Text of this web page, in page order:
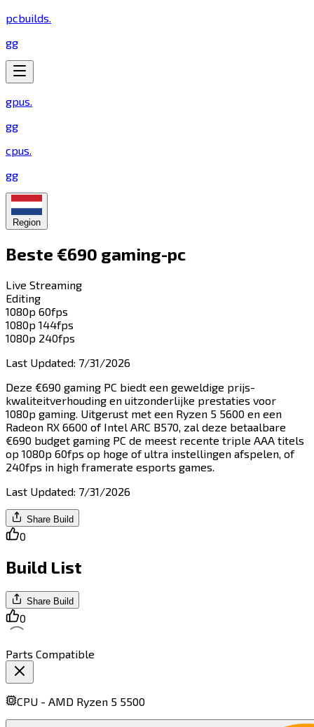
pcbuilds.
gg
gpus.
gg
cpus.
gg
Region
Beste €690 gaming-pc​​​​‌ ‍ ​‍​‍‌‍ ‌ ​‍‌‍‍‌‌‍‌ ‌‍‍‌‌‍ ‍​‍​‍​ ‍‍​‍​‍‌ ​ ‌‍​‌‌‍ ‍‌‍‍‌‌ ‌​‌ ‍‌​‍ ‍‌‍‍‌‌‍ ​‍​‍​‍ ​​‍​‍‌‍‍​‌ ​‍‌‍‌‌‌‍‌‍​‍​‍​ ‍‍​‍​‍​‍ ‌‍​‌‌‍‌​‌‍ ‌‌‍‍‌‌‍ ‍​‍ ‌‍‍‌‌‍ ‍‌ ‌​‌‍‌‌‌‍ ‍‌ ‌​​‍ ‌‍‌‌‌‍‌​‌‍‍‌‌ ‌​​‍ ‌‍ ‌‌‍ ‌‍‌​‌‍‌‌​ ‌‌ ​​‌ ​‍‌‍‌‌‌ ​ ‌‍‌‌‌‍ ‍‌ ‌​‌‍​‌‌ ‌​‌‍‍‌‌‍ ‌‍ ‍​ ‍ ‌‍‍‌‌‍‌​​ ‌​ ‌​​ ‌ ​ ‌ ‌‍​‌​ ​‌​ ‌‍​ ‌​​ ​ ​‍ ‌​ ‍‌​ ​‍‌‍​‍‌‍‌​​‍ ‌​ ‌​​ ‌‍​ ​​​ ​ ​‍ ‌‌‍​‍​ ‍​​ ​‌​ ‌‍​‍ ‌​ ​‌​ ​‌​ ‌‍‌‍‌​​ ‌‌‌‍‌‍‌‍​ ​ ​‍​ ​ ‌‍‌‍​ ‍​​ ‍‌​ ‍ ‌ ‌​‌ ‍‌‌ ​​‌‍‌‌​ ‌‌‍​‍‌ ‌‌‌‍‍‌‌‍ ​‌‍‌​​ ‍ ‌ ​​‌‍​‌‌ ‌​‌‍‍​​ ‌‌‍‍‌​ ​‌​ ‍​‌‍ ‍‌‌ ‌‍ ‍‌‍​‌‌‍ ‌‌‍‌‌​‍‌‌​ ‌‌‌​​‍‌‌ ‌‍‍ ‌‍‌‌‌ ‍‌​‍‌‌​ ​ ‌​‌​​‍‌‌​ ​ ‌​‌​​‍‌‌​ ​‍​ ​‍‌‍ ‍‌‍ ​​‍‌‌​ ​‍​ ​‍​‍‌‌​ ‌‌‌​‌​​‍ ‍‌ ‌‍‌‍​‌‌‍ ​‌ ‌‌‌‍‌‌​ ‌‍​‍‌‍​‌‌ ​ ‌‍‌‌‌‌‌‌‌ ​‍‌‍ ​​ ‌​‍‌‌​ ​‍‌​‌‍‌‍​‌‌‍‌​‌‍ ‌‌‍‍‌‌‍ ‍​‍‌‍‌‍‍‌‌‍‌​​ ‌​ ‌​​ ‌ ​ ‌ ‌‍​‌​ ​‌​ ‌‍​ ‌​​ ​ ​‍ ‌​ ‍‌​ ​‍‌‍​‍‌‍‌​​‍ ‌​ ‌​​ ‌‍​ ​​​ ​ ​‍ ‌‌‍​‍​ ‍​​ ​‌​ ‌‍​‍ ‌​ ​‌​ ​‌​ ‌‍‌‍‌​​ ‌‌‌‍‌‍‌‍​ ​ ​‍​ ​ ‌‍‌‍​ ‍​​ ‍‌​‍‌‍‌ ‌​‌ ‍‌‌ ​​‌‍‌‌​ ‌‌‍​‍‌ ‌‌‌‍‍‌‌‍ ​‌‍‌​​‍‌‍‌ ​​‌‍​‌‌ ‌​‌‍‍​​ ‌‌‍‍‌​ ​‌​ ‍​‌‍ ‍‌‌ ‌‍ ‍‌‍​‌‌‍ ‌‌‍‌‌​‍‌‌​ ‌‌‌​​‍‌‌ ‌‍‍ ‌‍‌‌‌ ‍‌​‍‌‌​ ​ ‌​‌​​‍‌‌​ ​ ‌​‌​​‍‌‌​ ​‍​ ​‍‌‍ ‍‌‍ ​​‍‌‌​ ​‍​ ​‍​‍‌‌​ ‌‌‌​‌​​‍ ‍‌ ‌‍‌‍​‌‌‍ ​‌ ‌‌‌‍‌‌​‍‌‍‌ ​​‌‍‌‌‌ ​‍‌ ​ ‌ ​​‌‍‌‌‌‍​ ‌ ‌​‌‍‍‌‌ ‌‍‌‍‌‌​ ‌‌ ​​‌ ‌‌‌‍​‍‌‍ ​‌‍‍‌‌ ​ ‌‍‍​‌‍‌‌‌‍‌​​‍​‍‌ ‌
Live Streaming​​​​‌ ‍ ​‍​‍‌‍ ‌ ​‍‌‍‍‌‌‍‌ ‌‍‍‌‌‍ ‍​‍​‍​ ‍‍​‍​‍‌ ​ ‌‍​‌‌‍ ‍‌‍‍‌‌ ‌​‌ ‍‌​‍ ‍‌‍‍‌‌‍ ​‍​‍​‍ ​​‍​‍‌‍‍​‌ ​‍‌‍‌‌‌‍‌‍​‍​‍​ ‍‍​‍​‍​‍ ‌‍​‌‌‍‌​‌‍ ‌‌‍‍‌‌‍ ‍​‍ ‌‍‍‌‌‍ ‍‌ ‌​‌‍‌‌‌‍ ‍‌ ‌​​‍ ‌‍‌‌‌‍‌​‌‍‍‌‌ ‌​​‍ ‌‍ ‌‌‍ ‌‍‌​‌‍‌‌​ ‌‌ ​​‌ ​‍‌‍‌‌‌ ​ ‌‍‌‌‌‍ ‍‌ ‌​‌‍​‌‌ ‌​‌‍‍‌‌‍ ‌‍ ‍​ ‍ ‌‍‍‌‌‍‌​​ ‌​ ​‌‌‍​‍​ ‌‍‌‍​‌‌‍​ ​ ​‌‌‍​‍​ ​‍​‍ ‌‌‍‌​​ ‌ ​ ‍​​ ‌‍​‍ ‌​ ‌​​ ‍​‌‍‌‌​ ‍‌​‍ ‌‌‍​‍​ ​‌‌‍‌‌‌‍‌​​‍ ‌​ ​​‌‍​‍​ ‍‌​ ‌ ‌‍​‍‌‍‌​​ ‌ ​ ‌ ​ ​‌‌‍‌​​ ​​‌‍‌​​ ‍ ‌ ‌​‌ ‍‌‌ ​​‌‍‌‌​ ‌‌ ‌​‌‍​‌‌‍‌ ​ ‍ ‌ ​​‌‍​‌‌ ‌​‌‍‍​​ ‌‌‍ ‍‌‍​‌‌‍ ‌‌‍‌‌​ ‌‍​‍‌‍​‌‌ ​ ‌‍‌‌‌‌‌‌‌ ​‍‌‍ ​​ ‌​‍‌‌​ ​‍‌​‌‍‌‍​‌‌‍‌​‌‍ ‌‌‍‍‌‌‍ ‍​‍‌‍‌‍‍‌‌‍‌​​ ‌​ ​‌‌‍​‍​ ‌‍‌‍​‌‌‍​ ​ ​‌‌‍​‍​ ​‍​‍ ‌‌‍‌​​ ‌ ​ ‍​​ ‌‍​‍ ‌​ ‌​​ ‍​‌‍‌‌​ ‍‌​‍ ‌‌‍​‍​ ​‌‌‍‌‌‌‍‌​​‍ ‌​ ​​‌‍​‍​ ‍‌​ ‌ ‌‍​‍‌‍‌​​ ‌ ​ ‌ ​ ​‌‌‍‌​​ ​​‌‍‌​​‍‌‍‌ ‌​‌ ‍‌‌ ​​‌‍‌‌​ ‌‌ ‌​‌‍​‌‌‍‌ ​‍‌‍‌ ​​‌‍​‌‌ ‌​‌‍‍​​ ‌‌‍ ‍‌‍​‌‌‍ ‌‌‍‌‌​‍‌‍‌ ​​‌‍‌‌‌ ​‍‌ ​ ‌ ​​‌‍‌‌‌‍​ ‌ ‌​‌‍‍‌‌ ‌‍‌‍‌‌​ ‌‌ ​​‌ ‌‌‌‍​‍‌‍ ​‌‍‍‌‌ ​ ‌‍‍​‌‍‌‌‌‍‌​​‍​‍‌ ‌
Editing​​​​‌ ‍ ​‍​‍‌‍ ‌ ​‍‌‍‍‌‌‍‌ ‌‍‍‌‌‍ ‍​‍​‍​ ‍‍​‍​‍‌ ​ ‌‍​‌‌‍ ‍‌‍‍‌‌ ‌​‌ ‍‌​‍ ‍‌‍‍‌‌‍ ​‍​‍​‍ ​​‍​‍‌‍‍​‌ ​‍‌‍‌‌‌‍‌‍​‍​‍​ ‍‍​‍​‍​‍ ‌‍​‌‌‍‌​‌‍ ‌‌‍‍‌‌‍ ‍​‍ ‌‍‍‌‌‍ ‍‌ ‌​‌‍‌‌‌‍ ‍‌ ‌​​‍ ‌‍‌‌‌‍‌​‌‍‍‌‌ ‌​​‍ ‌‍ ‌‌‍ ‌‍‌​‌‍‌‌​ ‌‌ ​​‌ ​‍‌‍‌‌‌ ​ ‌‍‌‌‌‍ ‍‌ ‌​‌‍​‌‌ ‌​‌‍‍‌‌‍ ‌‍ ‍​ ‍ ‌‍‍‌‌‍‌​​ ‌‌‍‌​​ ‌ ‌‍​‍‌‍‌​​ ​‌‌‍​ ​ ‌‍​ ‌​​‍ ‌​ ​‍​ ‌ ​ ‌​​ ‍‌​‍ ‌​ ‌​​ ​‍​ ​ ​ ‍‌​‍ ‌​ ‍​​ ​​​ ‌​‌‍‌‍​‍ ‌​ ‌‍‌‍‌‍‌‍​ ​ ‌‌​ ‌‌‌‍‌​​ ​‌​ ‌ ‌‍​‍‌‍​‍‌‍‌‌​ ​‌​ ‍ ‌ ‌​‌ ‍‌‌ ​​‌‍‌‌​ ‌‌ ‌​‌‍​‌‌‍‌ ​ ‍ ‌ ​​‌‍​‌‌ ‌​‌‍‍​​ ‌‌‍ ‍‌‍​‌‌‍ ‌‌‍‌‌​ ‌‍​‍‌‍​‌‌ ​ ‌‍‌‌‌‌‌‌‌ ​‍‌‍ ​​ ‌​‍‌‌​ ​‍‌​‌‍‌‍​‌‌‍‌​‌‍ ‌‌‍‍‌‌‍ ‍​‍‌‍‌‍‍‌‌‍‌​​ ‌‌‍‌​​ ‌ ‌‍​‍‌‍‌​​ ​‌‌‍​ ​ ‌‍​ ‌​​‍ ‌​ ​‍​ ‌ ​ ‌​​ ‍‌​‍ ‌​ ‌​​ ​‍​ ​ ​ ‍‌​‍ ‌​ ‍​​ ​​​ ‌​‌‍‌‍​‍ ‌​ ‌‍‌‍‌‍‌‍​ ​ ‌‌​ ‌‌‌‍‌​​ ​‌​ ‌ ‌‍​‍‌‍​‍‌‍‌‌​ ​‌​‍‌‍‌ ‌​‌ ‍‌‌ ​​‌‍‌‌​ ‌‌ ‌​‌‍​‌‌‍‌ ​‍‌‍‌ ​​‌‍​‌‌ ‌​‌‍‍​​ ‌‌‍ ‍‌‍​‌‌‍ ‌‌‍‌‌​‍‌‍‌ ​​‌‍‌‌‌ ​‍‌ ​ ‌ ​​‌‍‌‌‌‍​ ‌ ‌​‌‍‍‌‌ ‌‍‌‍‌‌​ ‌‌ ​​‌ ‌‌‌‍​‍‌‍ ​‌‍‍‌‌ ​ ‌‍‍​‌‍‌‌‌‍‌​​‍​‍‌ ‌
1080p 60fps​​​​‌ ‍ ​‍​‍‌‍ ‌ ​‍‌‍‍‌‌‍‌ ‌‍‍‌‌‍ ‍​‍​‍​ ‍‍​‍​‍‌ ​ ‌‍​‌‌‍ ‍‌‍‍‌‌ ‌​‌ ‍‌​‍ ‍‌‍‍‌‌‍ ​‍​‍​‍ ​​‍​‍‌‍‍​‌ ​‍‌‍‌‌‌‍‌‍​‍​‍​ ‍‍​‍​‍​‍ ‌‍​‌‌‍‌​‌‍ ‌‌‍‍‌‌‍ ‍​‍ ‌‍‍‌‌‍ ‍‌ ‌​‌‍‌‌‌‍ ‍‌ ‌​​‍ ‌‍‌‌‌‍‌​‌‍‍‌‌ ‌​​‍ ‌‍ ‌‌‍ ‌‍‌​‌‍‌‌​ ‌‌ ​​‌ ​‍‌‍‌‌‌ ​ ‌‍‌‌‌‍ ‍‌ ‌​‌‍​‌‌ ‌​‌‍‍‌‌‍ ‌‍ ‍​ ‍ ‌‍‍‌‌‍‌​​ ‌‌‍‌‌​ ​‍​ ‌‍​ ‌​‌‍‌‌‌‍​‌​ ‌‍​ ​‍​‍ ‌​ ‌​‌‍‌‍​ ​​‌‍‌‌​‍ ‌​ ‌​‌‍‌‌​ ​​​ ‍‌​‍ ‌​ ‍‌​ ‍‌‌‍​‌​ ‌ ​‍ ‌​ ‌ ‌‍​‌​ ‌‌​ ‌ ​ ‌‍​ ​‌​ ​‍‌‍​‍‌‍​‌​ ​​​ ​​​ ​‌​ ‍ ‌ ‌​‌ ‍‌‌ ​​‌‍‌‌​ ‌‌ ​​‌‍‌‌‌ ​‍‌‍‌‍‌‍ ‌ ​‍‌‍ ‌‌‍​‌‌‍ ‍‌‍​ ‌‍‌‌​ ‍ ‌ ​​‌‍​‌‌ ‌​‌‍‍​​ ‌‌‍ ‍‌‍​‌‌‍ ‌‌‍‌‌​ ‌‍​‍‌‍​‌‌ ​ ‌‍‌‌‌‌‌‌‌ ​‍‌‍ ​​ ‌​‍‌‌​ ​‍‌​‌‍‌‍​‌‌‍‌​‌‍ ‌‌‍‍‌‌‍ ‍​‍‌‍‌‍‍‌‌‍‌​​ ‌‌‍‌‌​ ​‍​ ‌‍​ ‌​‌‍‌‌‌‍​‌​ ‌‍​ ​‍​‍ ‌​ ‌​‌‍‌‍​ ​​‌‍‌‌​‍ ‌​ ‌​‌‍‌‌​ ​​​ ‍‌​‍ ‌​ ‍‌​ ‍‌‌‍​‌​ ‌ ​‍ ‌​ ‌ ‌‍​‌​ ‌‌​ ‌ ​ ‌‍​ ​‌​ ​‍‌‍​‍‌‍​‌​ ​​​ ​​​ ​‌​‍‌‍‌ ‌​‌ ‍‌‌ ​​‌‍‌‌​ ‌‌ ​​‌‍‌‌‌ ​‍‌‍‌‍‌‍ ‌ ​‍‌‍ ‌‌‍​‌‌‍ ‍‌‍​ ‌‍‌‌​‍‌‍‌ ​​‌‍​‌‌ ‌​‌‍‍​​ ‌‌‍ ‍‌‍​‌‌‍ ‌‌‍‌‌​‍‌‍‌ ​​‌‍‌‌‌ ​‍‌ ​ ‌ ​​‌‍‌‌‌‍​ ‌ ‌​‌‍‍‌‌ ‌‍‌‍‌‌​ ‌‌ ​​‌ ‌‌‌‍​‍‌‍ ​‌‍‍‌‌ ​ ‌‍‍​‌‍‌‌‌‍‌​​‍​‍‌ ‌
1080p 144fps​​​​‌ ‍ ​‍​‍‌‍ ‌ ​‍‌‍‍‌‌‍‌ ‌‍‍‌‌‍ ‍​‍​‍​ ‍‍​‍​‍‌ ​ ‌‍​‌‌‍ ‍‌‍‍‌‌ ‌​‌ ‍‌​‍ ‍‌‍‍‌‌‍ ​‍​‍​‍ ​​‍​‍‌‍‍​‌ ​‍‌‍‌‌‌‍‌‍​‍​‍​ ‍‍​‍​‍​‍ ‌‍​‌‌‍‌​‌‍ ‌‌‍‍‌‌‍ ‍​‍ ‌‍‍‌‌‍ ‍‌ ‌​‌‍‌‌‌‍ ‍‌ ‌​​‍ ‌‍‌‌‌‍‌​‌‍‍‌‌ ‌​​‍ ‌‍ ‌‌‍ ‌‍‌​‌‍‌‌​ ‌‌ ​​‌ ​‍‌‍‌‌‌ ​ ‌‍‌‌‌‍ ‍‌ ‌​‌‍​‌‌ ‌​‌‍‍‌‌‍ ‌‍ ‍​ ‍ ‌‍‍‌‌‍‌​​ ‌​ ‍‌​ ​​​ ‌‌​ ‌‌​ ‍​​ ‌‍‌‍‌​​ ‌​​‍ ‌‌‍‌​​ ‍​‌‍‌‌‌‍‌​​‍ ‌​ ‌​​ ​‍‌‍​‌‌‍‌‍​‍ ‌‌‍​‍​ ‌​‌‍‌​‌‍‌‌​‍ ‌‌‍​‍​ ‍​‌‍‌​​ ‌‍‌‍‌‌​ ‌‌​ ​​‌‍​‌​ ​​​ ‍​​ ​ ​ ‌​​ ‍ ‌ ‌​‌ ‍‌‌ ​​‌‍‌‌​ ‌‌ ​​‌‍‌‌‌ ​‍‌‍‌‍‌‍ ‌ ​‍‌‍ ‌‌‍​‌‌‍ ‍‌‍​ ‌‍‌‌​ ‍ ‌ ​​‌‍​‌‌ ‌​‌‍‍​​ ‌‌‍ ‍‌‍​‌‌‍ ‌‌‍‌‌​ ‌‍​‍‌‍​‌‌ ​ ‌‍‌‌‌‌‌‌‌ ​‍‌‍ ​​ ‌​‍‌‌​ ​‍‌​‌‍‌‍​‌‌‍‌​‌‍ ‌‌‍‍‌‌‍ ‍​‍‌‍‌‍‍‌‌‍‌​​ ‌​ ‍‌​ ​​​ ‌‌​ ‌‌​ ‍​​ ‌‍‌‍‌​​ ‌​​‍ ‌‌‍‌​​ ‍​‌‍‌‌‌‍‌​​‍ ‌​ ‌​​ ​‍‌‍​‌‌‍‌‍​‍ ‌‌‍​‍​ ‌​‌‍‌​‌‍‌‌​‍ ‌‌‍​‍​ ‍​‌‍‌​​ ‌‍‌‍‌‌​ ‌‌​ ​​‌‍​‌​ ​​​ ‍​​ ​ ​ ‌​​‍‌‍‌ ‌​‌ ‍‌‌ ​​‌‍‌‌​ ‌‌ ​​‌‍‌‌‌ ​‍‌‍‌‍‌‍ ‌ ​‍‌‍ ‌‌‍​‌‌‍ ‍‌‍​ ‌‍‌‌​‍‌‍‌ ​​‌‍​‌‌ ‌​‌‍‍​​ ‌‌‍ ‍‌‍​‌‌‍ ‌‌‍‌‌​‍‌‍‌ ​​‌‍‌‌‌ ​‍‌ ​ ‌ ​​‌‍‌‌‌‍​ ‌ ‌​‌‍‍‌‌ ‌‍‌‍‌‌​ ‌‌ ​​‌ ‌‌‌‍​‍‌‍ ​‌‍‍‌‌ ​ ‌‍‍​‌‍‌‌‌‍‌​​‍​‍‌ ‌
1080p 240fps​​​​‌ ‍ ​‍​‍‌‍ ‌ ​‍‌‍‍‌‌‍‌ ‌‍‍‌‌‍ ‍​‍​‍​ ‍‍​‍​‍‌ ​ ‌‍​‌‌‍ ‍‌‍‍‌‌ ‌​‌ ‍‌​‍ ‍‌‍‍‌‌‍ ​‍​‍​‍ ​​‍​‍‌‍‍​‌ ​‍‌‍‌‌‌‍‌‍​‍​‍​ ‍‍​‍​‍​‍ ‌‍​‌‌‍‌​‌‍ ‌‌‍‍‌‌‍ ‍​‍ ‌‍‍‌‌‍ ‍‌ ‌​‌‍‌‌‌‍ ‍‌ ‌​​‍ ‌‍‌‌‌‍‌​‌‍‍‌‌ ‌​​‍ ‌‍ ‌‌‍ ‌‍‌​‌‍‌‌​ ‌‌ ​​‌ ​‍‌‍‌‌‌ ​ ‌‍‌‌‌‍ ‍‌ ‌​‌‍​‌‌ ‌​‌‍‍‌‌‍ ‌‍ ‍​ ‍ ‌‍‍‌‌‍‌​​ ‌‌‍​‍​ ​​‌‍‌​‌‍​ ‌‍‌‌‌‍​‍​ ​‌​ ​​​‍ ‌‌‍‌​‌‍‌​​ ​‌​ ​​​‍ ‌​ ‌​‌‍​‌​ ‌ ​ ‌‍​‍ ‌‌‍​‍‌‍‌​‌‍​‍‌‍​‌​‍ ‌​ ​‍‌‍‌‍‌‍​ ​ ​‌​ ​‍​ ‍​​ ‌‌​ ‌ ​ ​ ​ ‌ ​ ​ ‌‍‌‌​ ‍ ‌ ‌​‌ ‍‌‌ ​​‌‍‌‌​ ‌‌ ​​‌‍‌‌‌ ​‍‌‍‌‍‌‍ ‌ ​‍‌‍ ‌‌‍​‌‌‍ ‍‌‍​ ‌‍‌‌​ ‍ ‌ ​​‌‍​‌‌ ‌​‌‍‍​​ ‌‌‍ ‍‌‍​‌‌‍ ‌‌‍‌‌​ ‌‍​‍‌‍​‌‌ ​ ‌‍‌‌‌‌‌‌‌ ​‍‌‍ ​​ ‌​‍‌‌​ ​‍‌​‌‍‌‍​‌‌‍‌​‌‍ ‌‌‍‍‌‌‍ ‍​‍‌‍‌‍‍‌‌‍‌​​ ‌‌‍​‍​ ​​‌‍‌​‌‍​ ‌‍‌‌‌‍​‍​ ​‌​ ​​​‍ ‌‌‍‌​‌‍‌​​ ​‌​ ​​​‍ ‌​ ‌​‌‍​‌​ ‌ ​ ‌‍​‍ ‌‌‍​‍‌‍‌​‌‍​‍‌‍​‌​‍ ‌​ ​‍‌‍‌‍‌‍​ ​ ​‌​ ​‍​ ‍​​ ‌‌​ ‌ ​ ​ ​ ‌ ​ ​ ‌‍‌‌​‍‌‍‌ ‌​‌ ‍‌‌ ​​‌‍‌‌​ ‌‌ ​​‌‍‌‌‌ ​‍‌‍‌‍‌‍ ‌ ​‍‌‍ ‌‌‍​‌‌‍ ‍‌‍​ ‌‍‌‌​‍‌‍‌ ​​‌‍​‌‌ ‌​‌‍‍​​ ‌‌‍ ‍‌‍​‌‌‍ ‌‌‍‌‌​‍‌‍‌ ​​‌‍‌‌‌ ​‍‌ ​ ‌ ​​‌‍‌‌‌‍​ ‌ ‌​‌‍‍‌‌ ‌‍‌‍‌‌​ ‌‌ ​​‌ ‌‌‌‍​‍‌‍ ​‌‍‍‌‌ ​ ‌‍‍​‌‍‌‌‌‍‌​​‍​‍‌ ‌
Last Updated: 7/31/2026
Deze €690 gaming PC biedt een geweldige prijs-
kwaliteitverhouding en uitzonderlijke prestaties voor
1080p gaming. Uitgerust met een Ryzen 5 5600 en een
Radeon RX 6600 of Intel ARC B570, zal deze betaalbare
€690 budget gaming PC de meest recente triple AAA titels
op 1080p 60fps op hoge of ultra instellingen afspelen, of
240fps in high framerate esports games.​​​​‌ ‍ ​‍​‍‌‍ ‌ ​‍‌‍‍‌‌‍‌ ‌‍‍‌‌‍ ‍​‍​‍​ ‍‍​‍​‍‌ ​ ‌‍​‌‌‍ ‍‌‍‍‌‌ ‌​‌ ‍‌​‍ ‍‌‍‍‌‌‍ ​‍​‍​‍ ​​‍​‍‌‍‍​‌ ​‍‌‍‌‌‌‍‌‍​‍​‍​ ‍‍​‍​‍​‍ ‌‍​‌‌‍‌​‌‍ ‌‌‍‍‌‌‍ ‍​‍ ‌‍‍‌‌‍ ‍‌ ‌​‌‍‌‌‌‍ ‍‌ ‌​​‍ ‌‍‌‌‌‍‌​‌‍‍‌‌ ‌​​‍ ‌‍ ‌‌‍ ‌‍‌​‌‍‌‌​ ‌‌ ​​‌ ​‍‌‍‌‌‌ ​ ‌‍‌‌‌‍ ‍‌ ‌​‌‍​‌‌ ‌​‌‍‍‌‌‍ ‌‍ ‍​ ‍ ‌‍‍‌‌‍‌​​ ‌​ ‌​​ ‌ ​ ‌ ‌‍​‌​ ​‌​ ‌‍​ ‌​​ ​ ​‍ ‌​ ‍‌​ ​‍‌‍​‍‌‍‌​​‍ ‌​ ‌​​ ‌‍​ ​​​ ​ ​‍ ‌‌‍​‍​ ‍​​ ​‌​ ‌‍​‍ ‌​ ​‌​ ​‌​ ‌‍‌‍‌​​ ‌‌‌‍‌‍‌‍​ ​ ​‍​ ​ ‌‍‌‍​ ‍​​ ‍‌​ ‍ ‌ ‌​‌ ‍‌‌ ​​‌‍‌‌​ ‌‌‍​‍‌ ‌‌‌‍‍‌‌‍ ​‌‍‌​​ ‍ ‌ ​​‌‍​‌‌ ‌​‌‍‍​​ ‌‌‍‍‌​ ​‌​ ‍​‌‍ ‍‌‌ ‌ ​ ‌‍‍​‌‍ ‌ ​‍‌ ‌​‌‌ ‌‍‌​‌‍‌‌‌ ​ ‌‍​ ​‍‌‌​ ‌‌‌​​‍‌‌ ‌‍‍ ‌‍‌‌‌ ‍‌​‍‌‌​ ​ ‌​‌​​‍‌‌​ ​ ‌​‌​​‍‌‌​ ​‍​ ​‍‌‍ ‍‌‍ ​​‍‌‌​ ​‍​ ​‍​‍‌‌​ ‌‌‌​‌​​‍ ‍‌ ‌‍‌‍​‌‌‍ ​‌ ‌‌‌‍‌‌​‍‌‌​ ‌‌‌​​‍‌‌ ‌‍‍ ‌‍‌‌‌ ‍‌​‍‌‌​ ​ ‌​‌​​‍‌‌​ ​ ‌​‌​​‍‌‌​ ​‍​ ​‍​ ‍‌​ ‌​​ ‍‌​ ​​​ ​ ​ ‌​‌‍‌‍​ ‌‍​ ‌​​ ​‍​ ​​‌‍‌‍​‍‌‌​ ​‍​ ​‍​‍‌‌​ ‌‌‌​‌​​‍ ‍‌‍​ ‌‍‍​‌‍‍‌‌‍ ​‌‍‌​‌ ​‍‌‍‌‌‌‍ ‍​‍‌‌​ ‌‌‌​​‍‌‌ ‌‍‍ ‌‍‌‌‌ ‍‌​‍‌‌​ ​ ‌​‌​​‍‌‌​ ​ ‌​‌​​‍‌‌​ ​‍​ ​‍​ ‍​​ ‍‌​ ‌ ‌‍​‌​ ​​​ ​‍​ ​‍‌‍​‌‌‍‌​​ ‌‍‌‍‌​​ ‌ ​‍‌‌​ ​‍​ ​‍​‍‌‌​ ‌‌‌​‌​​‍ ‍‌ ‌​‌‍‌‌‌ ‍​‌ ‌​​ ‌‍​‍‌‍​‌‌ ​ ‌‍‌‌‌‌‌‌‌ ​‍‌‍ ​​ ‌​‍‌‌​ ​‍‌​‌‍‌‍​‌‌‍‌​‌‍ ‌‌‍‍‌‌‍ ‍​‍‌‍‌‍‍‌‌‍‌​​ ‌​ ‌​​ ‌ ​ ‌ ‌‍​‌​ ​‌​ ‌‍​ ‌​​ ​ ​‍ ‌​ ‍‌​ ​‍‌‍​‍‌‍‌​​‍ ‌​ ‌​​ ‌‍​ ​​​ ​ ​‍ ‌‌‍​‍​ ‍​​ ​‌​ ‌‍​‍ ‌​ ​‌​ ​‌​ ‌‍‌‍‌​​ ‌‌‌‍‌‍‌‍​ ​ ​‍​ ​ ‌‍‌‍​ ‍​​ ‍‌​‍‌‍‌ ‌​‌ ‍‌‌ ​​‌‍‌‌​ ‌‌‍​‍‌ ‌‌‌‍‍‌‌‍ ​‌‍‌​​‍‌‍‌ ​​‌‍​‌‌ ‌​‌‍‍​​ ‌‌‍‍‌​ ​‌​ ‍​‌‍ ‍‌‌ ‌ ​ ‌‍‍​‌‍ ‌ ​‍‌ ‌​‌‌ ‌‍‌​‌‍‌‌‌ ​ ‌‍​ ​‍‌‌​ ‌‌‌​​‍‌‌ ‌‍‍ ‌‍‌‌‌ ‍‌​‍‌‌​ ​ ‌​‌​​‍‌‌​ ​ ‌​‌​​‍‌‌​ ​‍​ ​‍‌‍ ‍‌‍ ​​‍‌‌​ ​‍​ ​‍​‍‌‌​ ‌‌‌​‌​​‍ ‍‌ ‌‍‌‍​‌‌‍ ​‌ ‌‌‌‍‌‌​‍‌‌​ ‌‌‌​​‍‌‌ ‌‍‍ ‌‍‌‌‌ ‍‌​‍‌‌​ ​ ‌​‌​​‍‌‌​ ​ ‌​‌​​‍‌‌​ ​‍​ ​‍​ ‍‌​ ‌​​ ‍‌​ ​​​ ​ ​ ‌​‌‍‌‍​ ‌‍​ ‌​​ ​‍​ ​​‌‍‌‍​‍‌‌​ ​‍​ ​‍​‍‌‌​ ‌‌‌​‌​​‍ ‍‌‍​ ‌‍‍​‌‍‍‌‌‍ ​‌‍‌​‌ ​‍‌‍‌‌‌‍ ‍​‍‌‌​ ‌‌‌​​‍‌‌ ‌‍‍ ‌‍‌‌‌ ‍‌​‍‌‌​ ​ ‌​‌​​‍‌‌​ ​ ‌​‌​​‍‌‌​ ​‍​ ​‍​ ‍​​ ‍‌​ ‌ ‌‍​‌​ ​​​ ​‍​ ​‍‌‍​‌‌‍‌​​ ‌‍‌‍‌​​ ‌ ​‍‌‌​ ​‍​ ​‍​‍‌‌​ ‌‌‌​‌​​‍ ‍‌ ‌​‌‍‌‌‌ ‍​‌ ‌​​‍‌‍‌ ​​‌‍‌‌‌ ​‍‌ ​ ‌ ​​‌‍‌‌‌‍​ ‌ ‌​‌‍‍‌‌ ‌‍‌‍‌‌​ ‌‌ ​​‌ ‌‌‌‍​‍‌‍ ​‌‍‍‌‌ ​ ‌‍‍​‌‍‌‌‌‍‌​​‍​‍‌ ‌
Last Updated: 7/31/2026
Share Build
0
Build List
Share Build
0
Parts Compatible
CPU - AMD Ryzen 5 5500​​​​‌ ‍ ​‍​‍‌‍ ‌ ​‍‌‍‍‌‌‍‌ ‌‍‍‌‌‍ ‍​‍​‍​ ‍‍​‍​‍‌ ​ ‌‍​‌‌‍ ‍‌‍‍‌‌ ‌​‌ ‍‌​‍ ‍‌‍‍‌‌‍ ​‍​‍​‍ ​​‍​‍‌‍‍​‌ ​‍‌‍‌‌‌‍‌‍​‍​‍​ ‍‍​‍​‍​‍ ‌‍​‌‌‍‌​‌‍ ‌‌‍‍‌‌‍ ‍​‍ ‌‍‍‌‌‍ ‍‌ ‌​‌‍‌‌‌‍ ‍‌ ‌​​‍ ‌‍‌‌‌‍‌​‌‍‍‌‌ ‌​​‍ ‌‍ ‌‌‍ ‌‍‌​‌‍‌‌​ ‌‌ ​​‌ ​‍‌‍‌‌‌ ​ ‌‍‌‌‌‍ ‍‌ ‌​‌‍​‌‌ ‌​‌‍‍‌‌‍ ‌‍ ‍​ ‍ ‌‍‍‌‌‍‌​​ ‌‌‍‌​‌‍‌‌​ ‌‌​ ​‍​ ‍​​ ​ ​ ‌‍​ ‍‌​‍ ‌‌‍‌‌​ ​ ​ ‌‍‌‍​ ​‍ ‌​ ‌​​ ‌​‌‍‌‌‌‍​‍​‍ ‌‌‍​‍​ ‌ ​ ​‌​ ‌ ​‍ ‌​ ‍‌​ ‍​​ ‍‌​ ​‍​ ‌‌​ ‍‌​ ‌ ​ ‌‍‌‍​‌‌‍‌‍​ ​​​ ​​​ ‍ ‌ ‌​‌ ‍‌‌ ​​‌‍‌‌​ ‌‌‍​ ‌ ​​‌ ‌‌​ ‍ ‌ ​​‌‍​‌‌ ‌​‌‍‍​​ ‌‌‍ ‍‌‍​‌‌‍ ‌‌‍‌‌​ ‌‍​‍‌‍​‌‌ ​ ‌‍‌‌‌‌‌‌‌ ​‍‌‍ ​​ ‌​‍‌‌​ ​‍‌​‌‍‌‍​‌‌‍‌​‌‍ ‌‌‍‍‌‌‍ ‍​‍‌‍‌‍‍‌‌‍‌​​ ‌‌‍‌​‌‍‌‌​ ‌‌​ ​‍​ ‍​​ ​ ​ ‌‍​ ‍‌​‍ ‌‌‍‌‌​ ​ ​ ‌‍‌‍​ ​‍ ‌​ ‌​​ ‌​‌‍‌‌‌‍​‍​‍ ‌‌‍​‍​ ‌ ​ ​‌​ ‌ ​‍ ‌​ ‍‌​ ‍​​ ‍‌​ ​‍​ ‌‌​ ‍‌​ ‌ ​ ‌‍‌‍​‌‌‍‌‍​ ​​​ ​​​‍‌‍‌ ‌​‌ ‍‌‌ ​​‌‍‌‌​ ‌‌‍​ ‌ ​​‌ ‌‌​‍‌‍‌ ​​‌‍​‌‌ ‌​‌‍‍​​ ‌‌‍ ‍‌‍​‌‌‍ ‌‌‍‌‌​‍‌‍‌ ​​‌‍‌‌‌ ​‍‌ ​ ‌ ​​‌‍‌‌‌‍​ ‌ ‌​‌‍‍‌‌ ‌‍‌‍‌‌​ ‌‌ ​​‌ ‌‌‌‍​‍‌‍ ​‌‍‍‌‌ ​ ‌‍‍​‌‍‌‌‌‍‌​​‍​‍‌ ‌